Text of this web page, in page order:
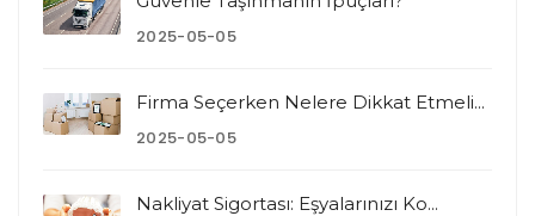
2025-05-05
Firma Seçerken Nelere Dikkat Etmeli...
2025-05-05
Nakliyat Sigortası: Eşyalarınızı Ko...